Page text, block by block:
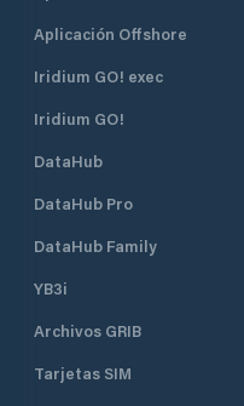
Aplicación Offshore
Iridium GO! exec
Iridium GO!
DataHub
DataHub Pro
DataHub Family
YB3i
Archivos GRIB
Tarjetas SIM